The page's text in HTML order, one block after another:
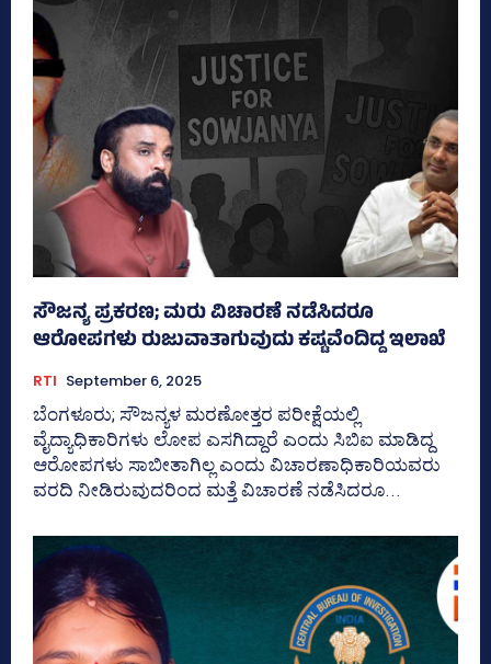
ಸೌಜನ್ಯ ಪ್ರಕರಣ; ಮರು ವಿಚಾರಣೆ ನಡೆಸಿದರೂ
ಆರೋಪಗಳು ರುಜುವಾತಾಗುವುದು ಕಷ್ಟವೆಂದಿದ್ದ ಇಲಾಖೆ
RTI September 6, 2025
ಬೆಂಗಳೂರು; ಸೌಜನ್ಯಳ ಮರಣೋತ್ತರ ಪರೀಕ್ಷೆಯಲ್ಲಿ
ವೈದ್ಯಾಧಿಕಾರಿಗಳು ಲೋಪ ಎಸಗಿದ್ದಾರೆ ಎಂದು ಸಿಬಿಐ ಮಾಡಿದ್ದ
ಆರೋಪಗಳು ಸಾಬೀತಾಗಿಲ್ಲ ಎಂದು ವಿಚಾರಣಾಧಿಕಾರಿಯವರು
ವರದಿ ನೀಡಿರುವುದರಿಂದ ಮತ್ತೆ ವಿಚಾರಣೆ ನಡೆಸಿದರೂ...